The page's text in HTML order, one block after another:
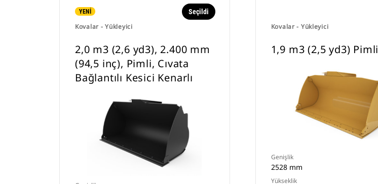
YENİ
Kovalar - Yükleyici
Seçildi
2,0 m3 (2,6 yd3), 2.400 mm
(94,5 inç), Pimli, Cıvata
Bağlantılı Kesici Kenarlı
Kovalar - Yükleyici
1,9 m3 (2,5 yd3) Pimli
Genişlik
2528 mm
Yükseklik